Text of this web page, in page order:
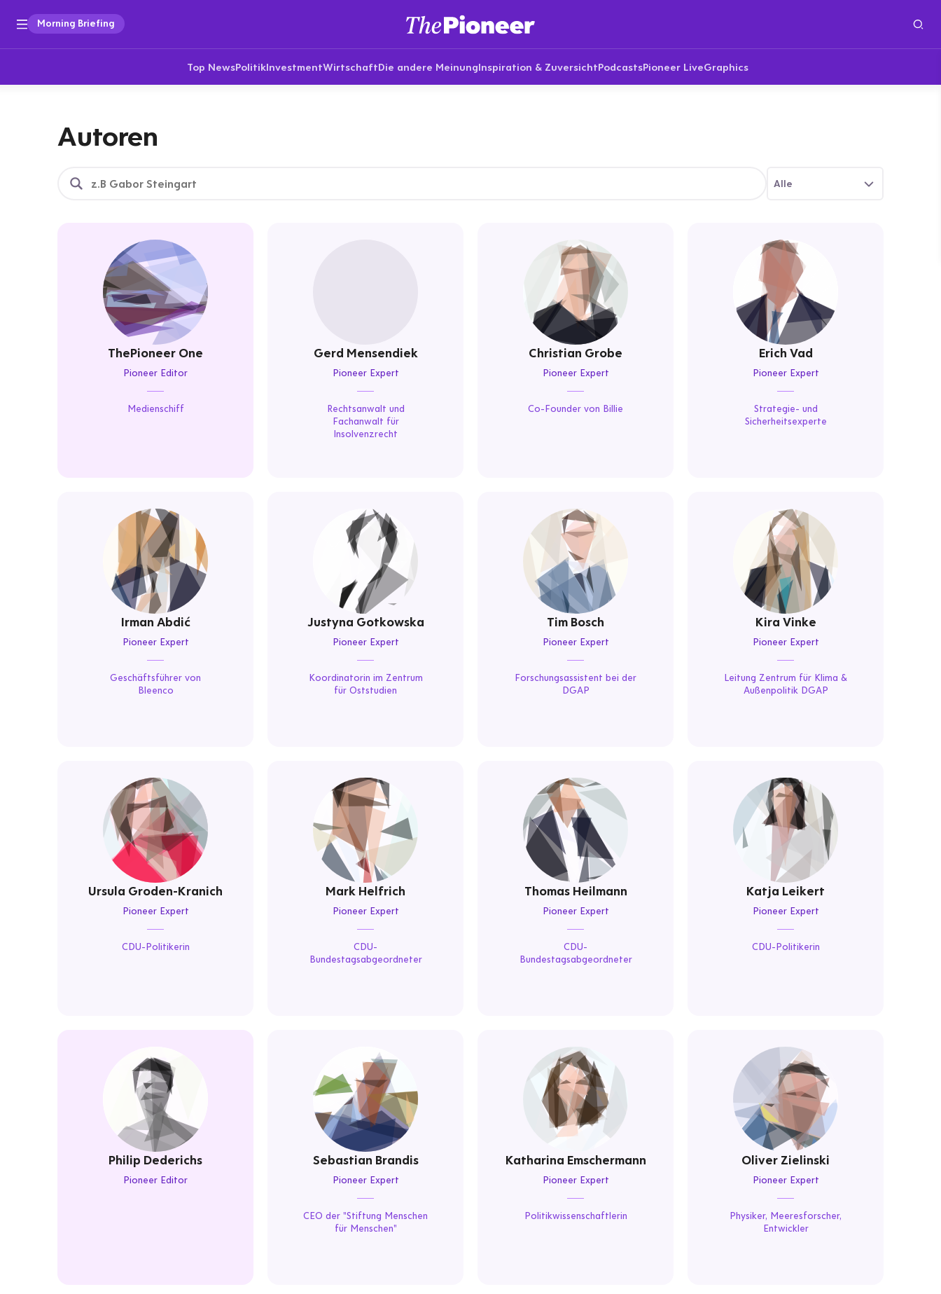
Morning Briefing
Top NewsPolitikInvestmentWirtschaftDie andere MeinungInspiration & ZuversichtPodcastsPioneer LiveGraphics
Autoren
Alle
ThePioneer One
Pioneer Editor
Medienschiff
Gerd Mensendiek
Pioneer Expert
Rechtsanwalt und
Fachanwalt für
Insolvenzrecht
Christian Grobe
Pioneer Expert
Co-Founder von Billie
Erich Vad
Pioneer Expert
Strategie- und
Sicherheitsexperte
Irman Abdić
Pioneer Expert
Geschäftsführer von
Bleenco
Justyna Gotkowska
Pioneer Expert
Koordinatorin im Zentrum
für Oststudien
Tim Bosch
Pioneer Expert
Forschungsassistent bei der
DGAP
Kira Vinke
Pioneer Expert
Leitung Zentrum für Klima &
Außenpolitik DGAP
Ursula Groden-Kranich
Pioneer Expert
CDU-Politikerin
Mark Helfrich
Pioneer Expert
CDU-
Bundestagsabgeordneter
Thomas Heilmann
Pioneer Expert
CDU-
Bundestagsabgeordneter
Katja Leikert
Pioneer Expert
CDU-Politikerin
Philip Dederichs
Pioneer Editor
Sebastian Brandis
Pioneer Expert
CEO der "Stiftung Menschen
für Menschen"
Katharina Emschermann
Pioneer Expert
Politikwissenschaftlerin
Oliver Zielinski
Pioneer Expert
Physiker, Meeresforscher,
Entwickler